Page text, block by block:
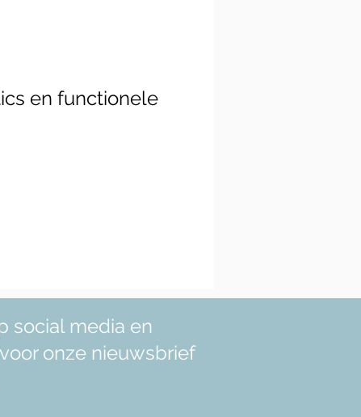
en functionele
social media en
onze nieuwsbrief